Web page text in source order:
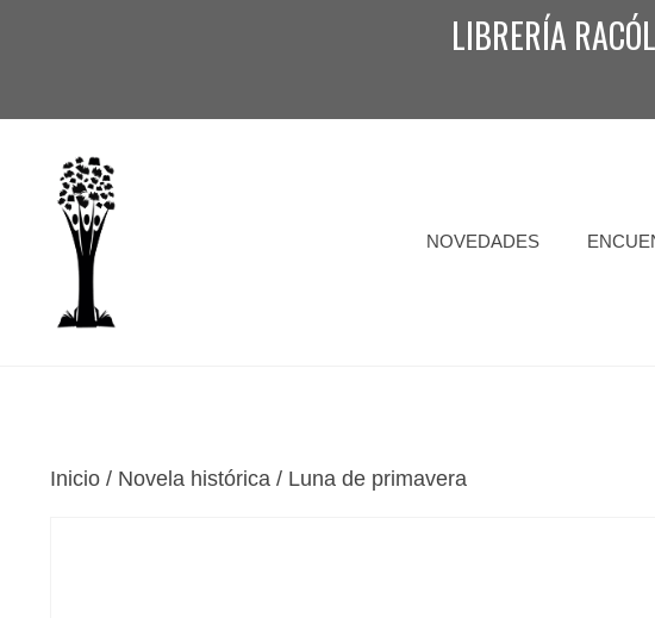
LIBRERÍA
NOVEDADES
Inicio / Novela histórica / Luna de primavera